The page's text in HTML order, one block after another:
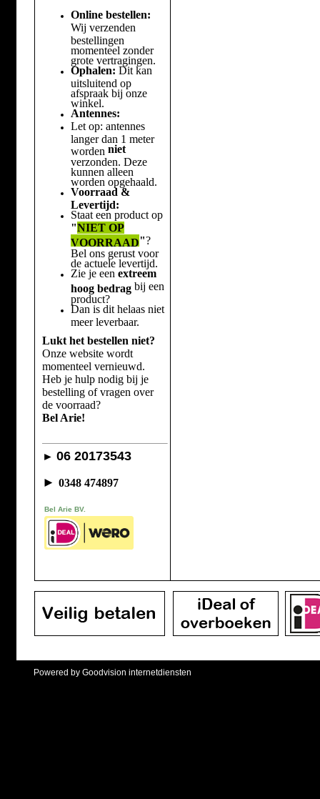
Online bestellen:
Wij verzenden
bestellingen
momenteel zonder
grote vertragingen.
Ophalen: Dit kan
uitsluitend op
afspraak bij onze
winkel.
Antennes:
Let op: antennes
langer dan 1 meter
worden niet
verzonden. Deze
kunnen alleen
worden opgehaald.
Voorraad &
Levertijd:
Staat een product op
"NIET OP
VOORRAAD"?
Bel ons gerust voor
de actuele levertijd.
Zie je een extreem
hoog bedragbij een
product?
Dan is dit helaas niet
meer leverbaar.
Lukt het bestellen niet?
Onze website wordt
momenteel vernieuwd.
Heb je hulp nodig bij je
bestelling of vragen over
de voorraad?
Bel Arie!
► 06 20173543
► 0348 474897
Bel Arie BV.
Powered by Goodvision internetdiensten